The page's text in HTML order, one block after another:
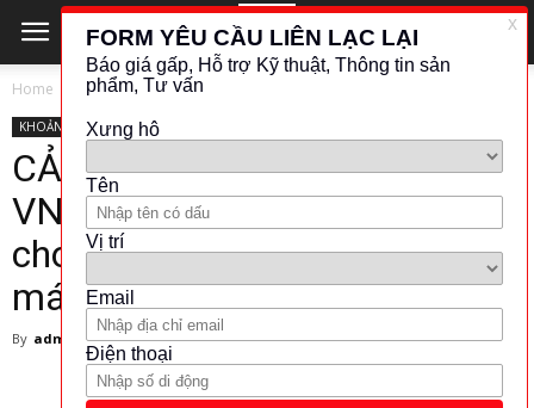
Home KHOẢNG CÁCH - VỊ TRÍ
KHOẢNG CÁCH - VỊ TRÍ
CẢM BIẾN ĐO ĐỘ RUNG IFM-
VNB211: Ứng dụng và lợi ích
cho ngành công nghiệp và nhà
máy sản xuất
By admin - 25 February 2024 171
6307